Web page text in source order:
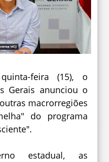
feira (15), o
Gerais anunciou o
macrorregiões
do programa
estadual, as